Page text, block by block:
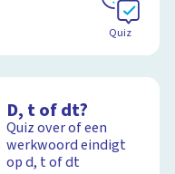
Quiz
D, t of dt?
Quiz over of een
werkwoord eindigt
op d, t of dt